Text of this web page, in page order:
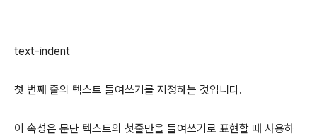
text-indent
첫 번째 줄의 텍스트 들여쓰기를 지정하는 것입니다.
이 속성은 문단 텍스트의 첫줄만을 들여쓰기로 표현할 때 사용하